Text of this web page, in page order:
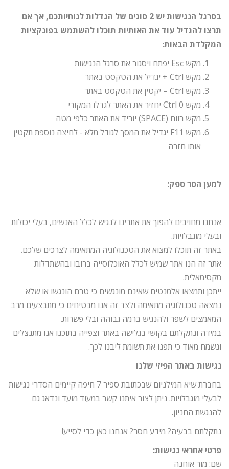
בסרגל הנגישות יש סוגים של הגדלות לנוחיותכם, אך אם
תרצו להגדיל עוד את האותיות תוכלו להשתמש בפונקציות
המקלדת הבאות:
מקש Esc יפתח ויסגור את סרגל הנגישות
מקש Ctrl + יגדיל את הטקסט באתר
מקש Ctrl – יקטין את הטקסט באתר
מקש Ctrl 0 יחזיר את האתר לגדלו המקורי
מקש רווח (SPACE) יוריד את האתר כלפי מטה
מקש F11 יגדיל את המסך לגודל מלא - לחיצה נוספת תקטין
אותו חזרה
למען הסר ספק:
אנחנו מחויבים להפוך את אתרינו לנגיש לכלל האנשים, בעלי יכולות
ובעלי מוגבלויות.
באתר זה תוכלו למצוא את הטכנולוגיה המתאימה לצרכים שלכם.
אתר זה הנו אתר שמיש לכלל האוכלוסייה ברובו ובהשתדלות
מקסימאלית.
ייתכן ותמצאו אלמנטים שאינם מונגשים כי טרם הונגשו או שלא
נמצאה טכנולוגיה מתאימה ולצד זה אנו מבטיחים כי מתבצעים מרב
המאמצים לשפר ולהנגיש ברמה גבוהה ובלי פשרות.
במידה ונתקלתם בקושי בגלישה באתר וצפייה בתוכנו אנו מתנצלים
ונשמח מאוד כי תפנו את תשומת ליבנו לכך.
נגישות באתר הפיזי שלנו
בחברת שיא המילניום שבכתובת ספיר 7 חיפה קיימים הסדרי נגישות
לבעלי מוגבלויות. ניתן לצור איתנו קשר במעוד מועד ונדאג גם
להנגשת החניון.
נתקלתם בבעיה? מידע חסר? אנחנו כאן כדי לסייע!
פרטי אחראי נגישות:
שם: מור אוחנה